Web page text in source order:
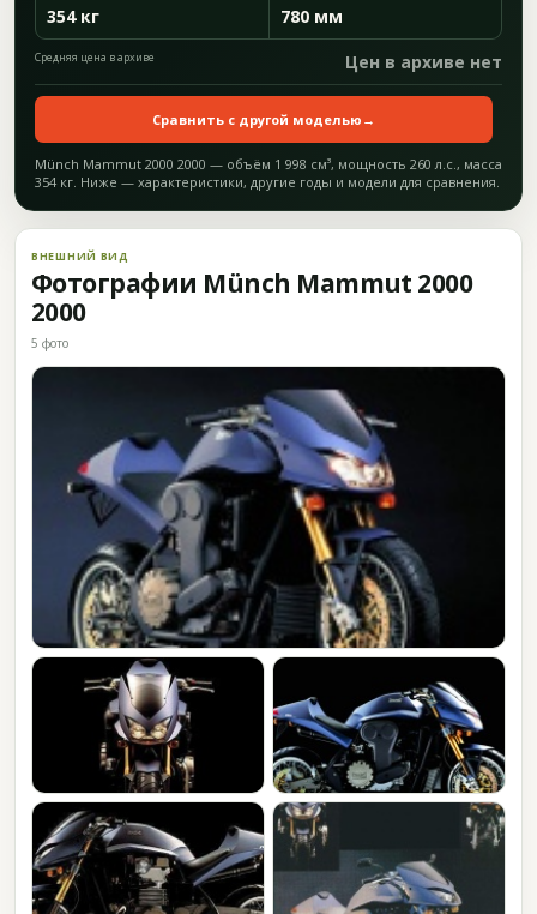
354 кг 780 мм
Средняя цена в архиве Цен в архиве нет
Сравнить с другой моделью →
Münch Mammut 2000 2000 — объём 1 998 см³, мощность 260 л.с., масса
354 кг. Ниже — характеристики, другие годы и модели для сравнения.
ВНЕШНИЙ ВИД
Фотографии Münch Mammut 2000
2000
5 фото